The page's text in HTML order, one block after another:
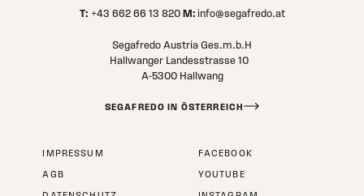
T: +43 662 66 13 820 M: info@segafredo.at
Segafredo Austria Ges.m.b.H
Hallwanger Landesstrasse 10
A-5300 Hallwang
SEGAFREDO IN ÖSTERREICH
IMPRESSUM
AGB
FACEBOOK
YOUTUBE